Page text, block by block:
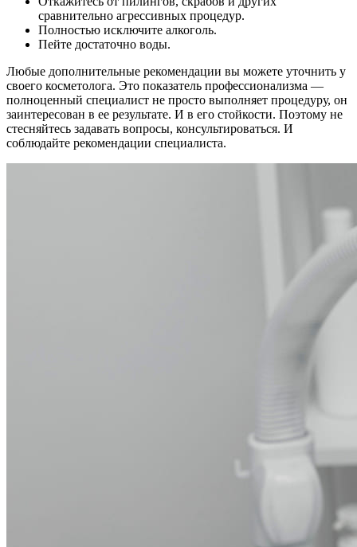
сравнительно агрессивных процедур.
Полностью исключите алкоголь.
Пейте достаточно воды.
Любые дополнительные рекомендации вы можете уточнить у
своего косметолога. Это показатель профессионализма —
полноценный специалист не просто выполняет процедуру, он
заинтересован в ее результате. И в его стойкости. Поэтому не
стесняйтесь задавать вопросы, консультироваться. И
соблюдайте рекомендации специалиста.